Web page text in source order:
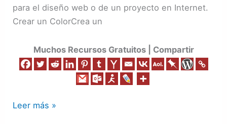
para el diseño web o de un proyecto en Internet.
Crear un ColorCrea un
Muchos Recursos Gratuitos | Compartir
Leer más »